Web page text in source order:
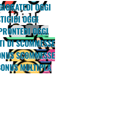
DI OGGI
DI OGGI
DI OGGI
DI SCOMMESSE
SCOMMESSE
MULTIPLA